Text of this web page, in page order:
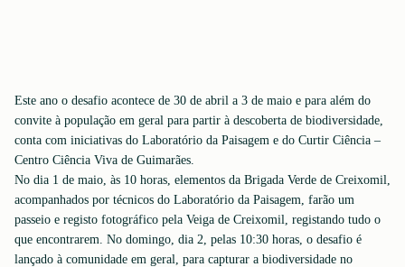
Este ano o desafio acontece de 30 de abril a 3 de maio e para além do
convite à população em geral para partir à descoberta de biodiversidade,
conta com iniciativas do Laboratório da Paisagem e do Curtir Ciência –
Centro Ciência Viva de Guimarães.
No dia 1 de maio, às 10 horas, elementos da Brigada Verde de Creixomil,
acompanhados por técnicos do Laboratório da Paisagem, farão um
passeio e registo fotográfico pela Veiga de Creixomil, registando tudo o
que encontrarem. No domingo, dia 2, pelas 10:30 horas, o desafio é
lançado à comunidade em geral, para capturar a biodiversidade no